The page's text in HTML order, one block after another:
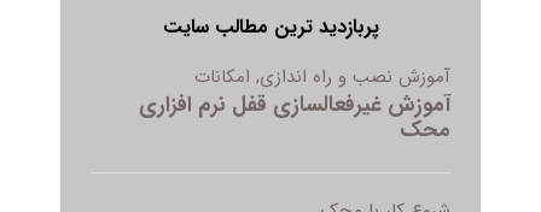
پربازدید ترین مطالب سایت